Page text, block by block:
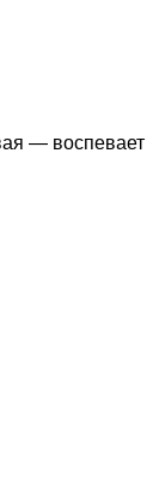
— воспевает